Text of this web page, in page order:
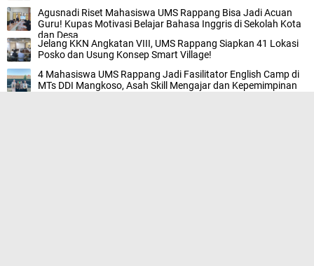
Agusnadi Riset Mahasiswa UMS Rappang Bisa Jadi Acuan
Guru! Kupas Motivasi Belajar Bahasa Inggris di Sekolah Kota
dan Desa
Jelang KKN Angkatan VIII, UMS Rappang Siapkan 41 Lokasi
Posko dan Usung Konsep Smart Village!
4 Mahasiswa UMS Rappang Jadi Fasilitator English Camp di
MTs DDI Mangkoso, Asah Skill Mengajar dan Kepemimpinan